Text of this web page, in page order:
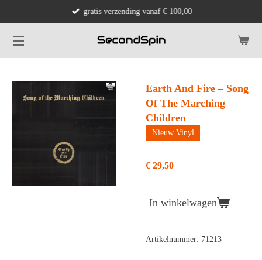
naar
de
gratis verzending vanaf € 100,00
Earth And Fire – Song
Of The Marching
Children
Nieuw Vinyl
€ 29,50
In winkelwagen
Artikelnummer: 71213